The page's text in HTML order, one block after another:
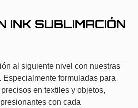
INK SUBLIMACIÓN
al siguiente nivel con nuestras
Especialmente formuladas para
en textiles y objetos,
con cada